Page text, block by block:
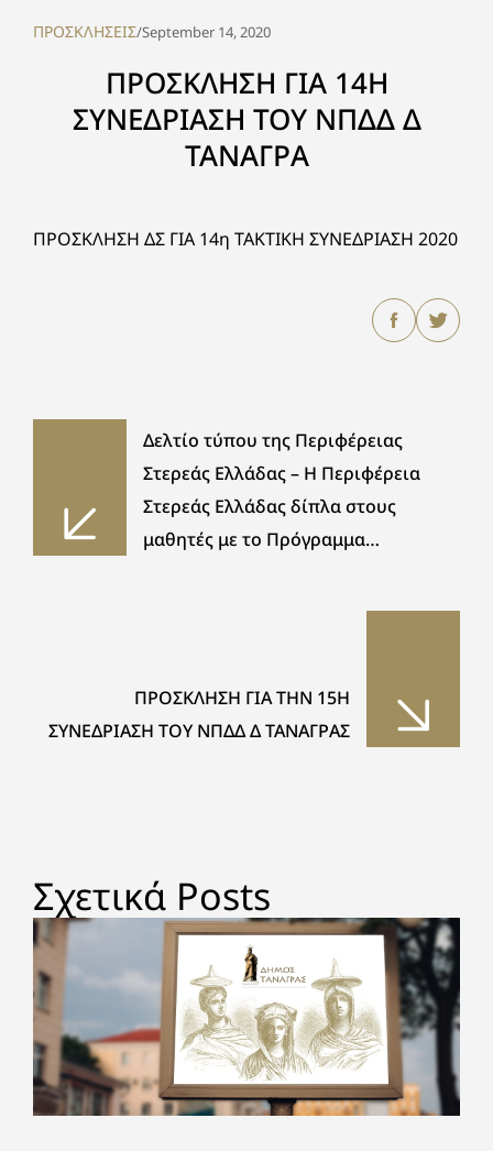
ΠΡΟΣΚΛΗΣΕΙΣ/September 14, 2020
ΠΡΟΣΚΛΗΣΗ ΓΙΑ 14Η
ΣΥΝΕΔΡΙΑΣΗ ΤΟΥ ΝΠΔΔ Δ
ΤΑΝΑΓΡΑ
ΠΡΟΣΚΛΗΣΗ ΔΣ ΓΙΑ 14η ΤΑΚΤΙΚΗ ΣΥΝΕΔΡΙΑΣΗ 2020
Δελτίο τύπου της Περιφέρειας
Στερεάς Ελλάδας – Η Περιφέρεια
Στερεάς Ελλάδας δίπλα στους
μαθητές με το Πρόγραμμα
ΠΡΟΣΚΛΗΣΗ ΓΙΑ ΤΗΝ 15Η
ΣΥΝΕΔΡΙΑΣΗ ΤΟΥ ΝΠΔΔ Δ ΤΑΝΑΓΡΑΣ
Σχετικά Posts